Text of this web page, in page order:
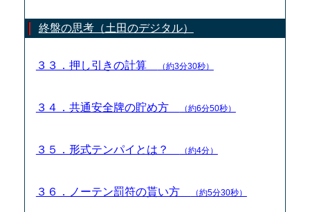
終盤の思考（土田のデジタル）
３３．押し引きの計算 （約3分30秒）
３４．共通安全牌の貯め方 （約6分50秒）
３５．形式テンパイとは？ （約4分）
３６．ノーテン罰符の貰い方 （約5分30秒）